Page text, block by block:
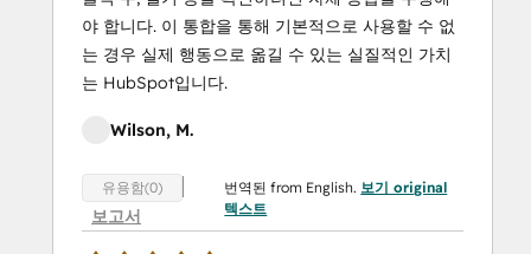
야 합니다. 이 통합을 통해 기본적으로 사용할 수 없
는 경우 실제 행동으로 옮길 수 있는 실질적인 가치
는 HubSpot입니다.
Wilson, M.
유용함(0)
보고서
번역된 from English. 보기 original
텍스트